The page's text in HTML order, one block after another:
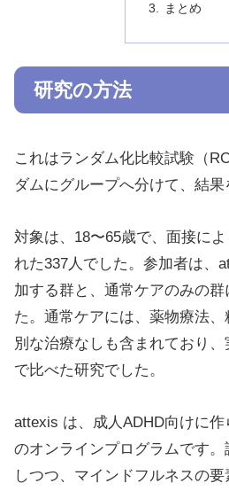
まとめ
研究の方法
これはランダム化比較試験（
ダムにグループへ分けて、結果
対象は、18〜65歳で、面接に
れた337人でした。参加者は、
加する群と、通常ケアのみの
た。通常ケアには、薬物療法
別な治療なしも含まれており
で比べた研究でした。
attexis は、成人ADHD向けに
のオンラインプログラムです
しつつ、マインドフルネスの